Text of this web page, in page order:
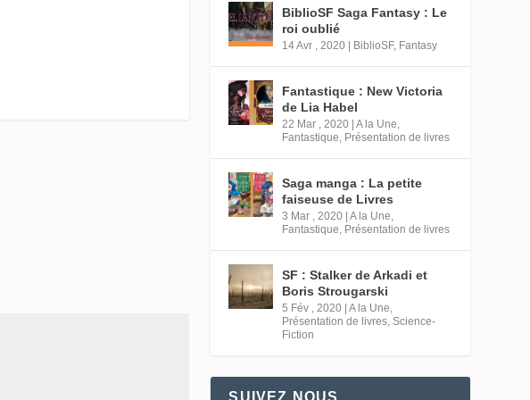
BiblioSF Saga Fantasy : Le
roi oublié
14 Avr , 2020 BiblioSF, Fantasy
Fantastique : New Victoria
de Lia Habel
22 Mar , 2020 |A la Une,
Fantastique, Présentation de livres
Saga manga : La petite
faiseuse de Livres
3 Mar , 2020 |A la Une,
Fantastique, Présentation de livres
SF : Stalker de Arkadi et
Boris Strougarski
5 Fév , 2020 |A la Une,
Présentation de livres,Science-
Fiction
SUIVEZ NOUS